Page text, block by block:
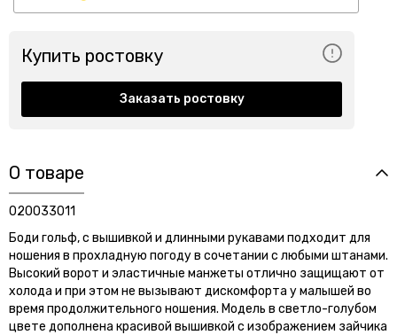
Купить ростовку
Заказать ростовку
О товаре
020033011
Боди гольф, с вышивкой и длинными рукавами подходит для
ношения в прохладную погоду в сочетании с любыми штанами.
Высокий ворот и эластичные манжеты отлично защищают от
холода и при этом не вызывают дискомфорта у малышей во
время продолжительного ношения. Модель в светло-голубом
цвете дополнена красивой вышивкой с изображением зайчика